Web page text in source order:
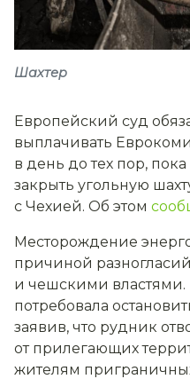
Шахтер
Европейский суд
выплачивать
в день до тех пор,
закрыть угольную
с Чехией. Об этом
Месторождение
причиной
и чешскими властями.
потребовала
заявив, что рудник
от прилегающих
жителям